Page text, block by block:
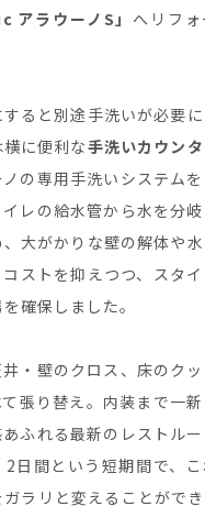
アラウーノS」 へリフォ
ると別途手洗いが必要
に便利な手洗いカウン
の専用手洗いシステム
レの給水管から水を分
大がかりな壁の解体や
ストを抑えつつ、スタ
確保しました。
・壁のクロス、床のク
張り替え。内装まで一
あふれる最新のレストル
2日間という短期間で、
ラリと変えることがで